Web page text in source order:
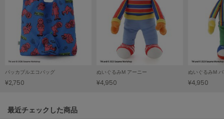
le coq sportif
ルコックスポルティフ
LeSportsac
LILY BROWN
パッカブルエコバッグ
¥2,750
ぬいぐるみM アーニー
¥4,950
ぬいぐるみM
¥4,950
関連記事
最近チェックした商品